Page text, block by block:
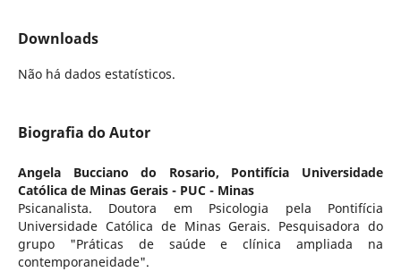
Downloads
Não há dados estatísticos.
Biografia do Autor
Angela Bucciano do Rosario, Pontifícia Universidade
Católica de Minas Gerais - PUC - Minas
Psicanalista. Doutora em Psicologia pela Pontifícia
Universidade Católica de Minas Gerais. Pesquisadora do
grupo "Práticas de saúde e clínica ampliada na
contemporaneidade".